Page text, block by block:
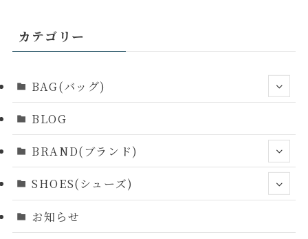
カテゴリー
BAG(バッグ)
BLOG
BRAND(ブランド)
SHOES(シューズ)
お知らせ